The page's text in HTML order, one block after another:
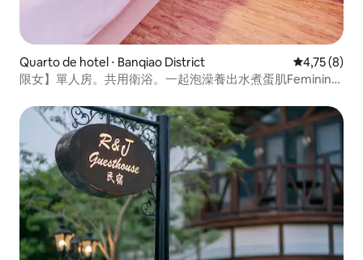
Quarto de hotel ⋅ Banqiao District 4,75 de
4,75 (8)
限女】單人房。共用衛浴。一起泡澡養出水煮蛋肌Feminino